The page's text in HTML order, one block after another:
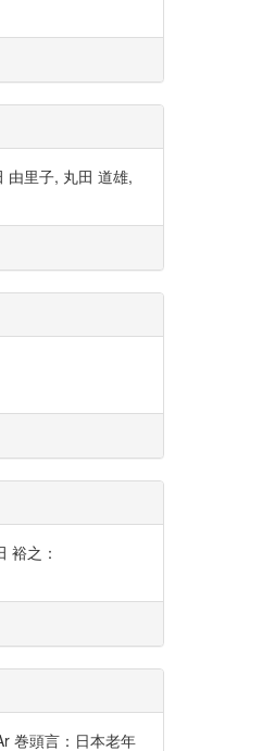
由里子, 丸田 道雄,
裕之：
巻頭言：日本老年